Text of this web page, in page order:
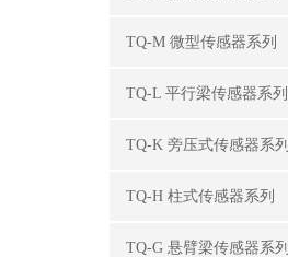
TQ-M 微型传感器系列
TQ-L 平行梁传感器系列
TQ-K 旁压式传感器系列
TQ-H 柱式传感器系列
TQ-G 悬臂梁传感器系列